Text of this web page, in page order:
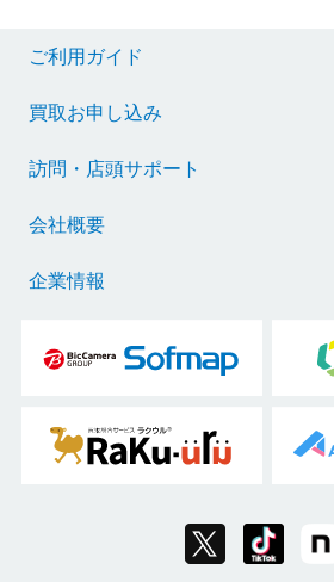
ご利用ガイド
買取お申し込み
訪問・店頭サポート
会社概要
企業情報